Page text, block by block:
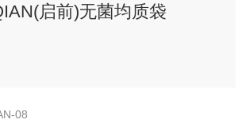
启前)无菌均质袋
08